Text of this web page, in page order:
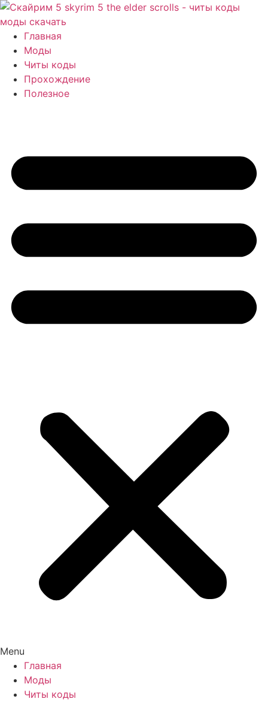
Перейти
к
содержимому
Главная
Моды
Читы коды
Прохождение
Полезное
Menu
Главная
Моды
Читы коды